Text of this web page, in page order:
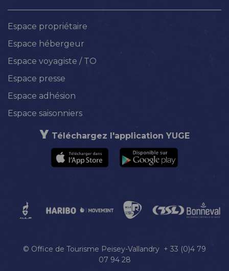
Espace propriétaire
Espace hébergeur
Espace voyagiste / TO
Espace presse
Espace adhésion
Espace saisonniers
Téléchargez l'application YUGE
© Office de Tourisme Peisey-Vallandry + 33 (0)4 79
07 94 28